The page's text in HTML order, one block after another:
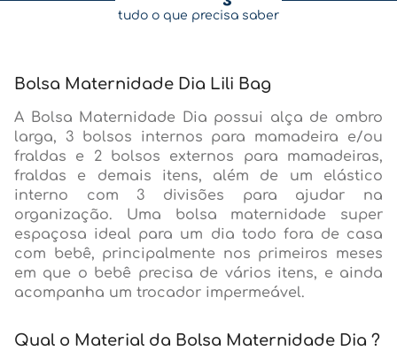
tudo o que precisa saber
Bolsa Maternidade Dia Lili Bag
A Bolsa Maternidade Dia possui alça de ombro
larga, 3 bolsos internos para mamadeira e/ou
fraldas e 2 bolsos externos para mamadeiras,
fraldas e demais itens, além de um elástico
interno com 3 divisões para ajudar na
organização. Uma bolsa maternidade super
espaçosa ideal para um dia todo fora de casa
com bebê, principalmente nos primeiros meses
em que o bebê precisa de vários itens, e ainda
acompanha um trocador impermeável.
Qual o Material da Bolsa Maternidade Dia ?